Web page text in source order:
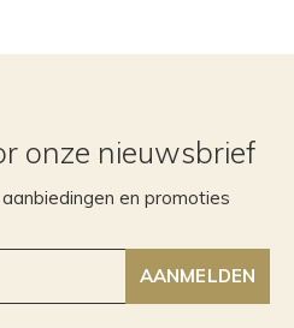
onze nieuwsbrief
en promoties
AANMELDEN